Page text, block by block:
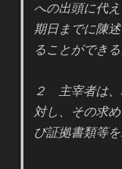
への出頭に代
期日までに陳
ることができる
２ 主宰者は、
対し、その求
び証拠書類等